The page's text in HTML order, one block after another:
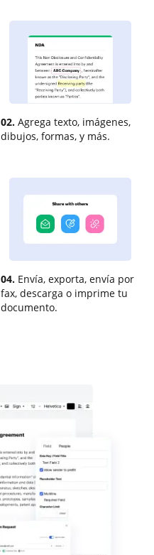
02. Agrega texto, imágenes,
dibujos, formas, y más.
04. Envía, exporta, envía por
fax, descarga o imprime tu
documento.